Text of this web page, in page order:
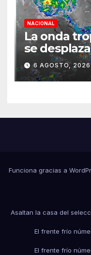
NACIONAL
La onda
se
sureste
6 AGOSTO, 2026
Funciona gracias a
Asaltan la casa del
El frente frío
El frente frío